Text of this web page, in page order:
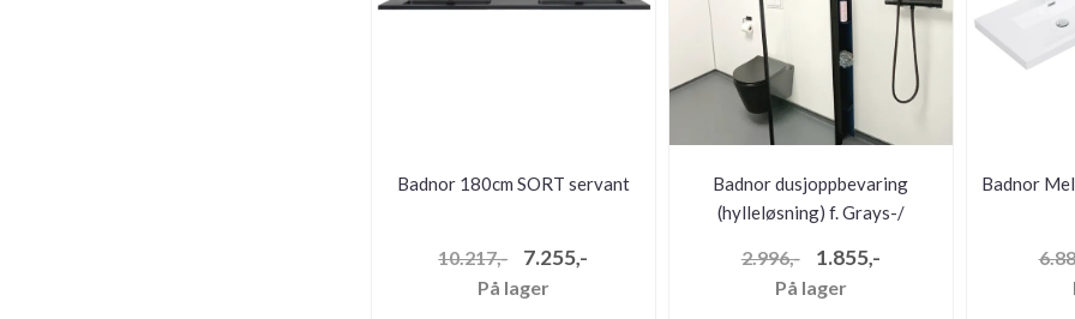
Badnor 180cm SORT servant
10.217,- 7.255,-
På lager
Badnor dusjoppbevaring
(hylleløsning) f. Grays-/
2.996,- 1.855,-
På lager
Badnor